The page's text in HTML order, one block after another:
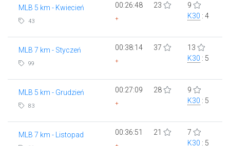
MLB 5 km - Kwiecień
43
00:26:48
+
23
9
K30 : 4
MLB 7 km - Styczeń
99
00:38:14
+
37
13
K30 : 5
MLB 5 km - Grudzień
83
00:27:09
+
28
9
K30 : 5
MLB 7 km - Listopad 00:36:51 21
7
K30 : 5